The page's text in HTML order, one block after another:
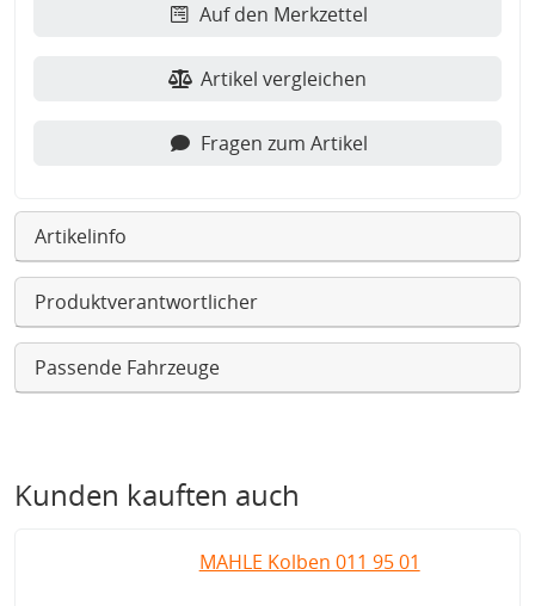
Auf den Merkzettel
Artikel vergleichen
Fragen zum Artikel
Artikelinfo
Produktverantwortlicher
Passende Fahrzeuge
Kunden kauften auch
MAHLE Kolben 011 95 01